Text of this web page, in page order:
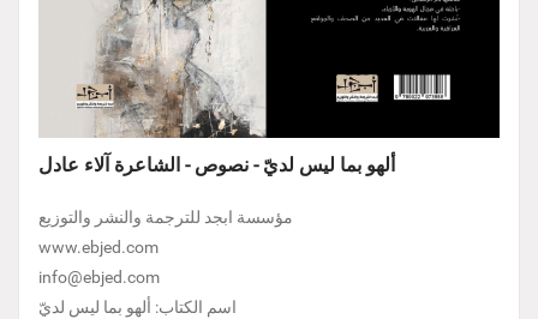
ألهو بما ليس لديّ - نصوص - الشاعرة آلاء عادل
مؤسسة ابجد للترجمة والنشر والتوزيع
www.ebjed.com
info@ebjed.com
اسم الكتاب: ألهو بما ليس لديّ